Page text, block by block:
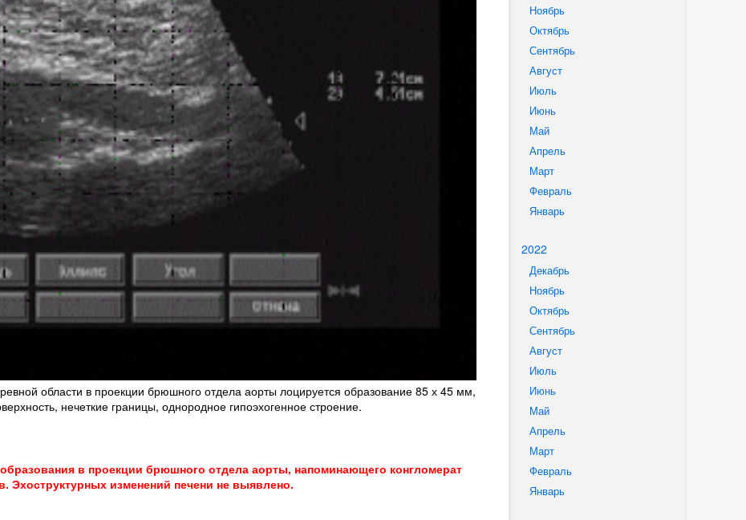
Ноябрь
Октябрь
Сентябрь
Август
Июль
Июнь
Май
Апрель
Март
Февраль
Январь
2022
Декабрь
Ноябрь
Октябрь
Сентябрь
Август
Июль
Июнь
Май
Апрель
Март
Февраль
Январь
области в проекции брюшного отдела аорты лоцируется образование 85 х 45 мм,
нечеткие границы, однородное гипоэхогенное строение.
в проекции брюшного отдела аорты, напоминающего конгломерат
Эхоструктурных изменений печени не выявлено.